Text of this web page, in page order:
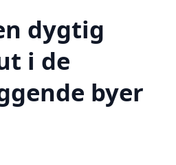
dygtig
i de
byer